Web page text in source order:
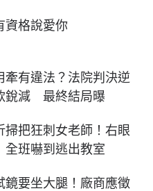
資格說愛你
牽有違法？法院判決逆
銳減 最終結局曝
掃把狂刺女老師！右眼
班嚇到逃出教室
鏡要坐大腿！廠商應徵